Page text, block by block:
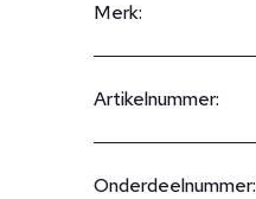
Merk:
Artikelnummer:
Onderdeelnummer: